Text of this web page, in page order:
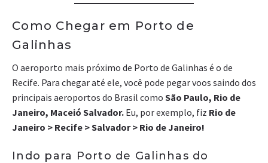
Como Chegar em Porto de
Galinhas
O aeroporto mais próximo de Porto de Galinhas é o de
Recife. Para chegar até ele, você pode pegar voos saindo dos
principais aeroportos do Brasil como São Paulo, Rio de
Janeiro, Maceió Salvador. Eu, por exemplo, fiz Rio de
Janeiro > Recife > Salvador > Rio de Janeiro!
Indo para Porto de Galinhas do